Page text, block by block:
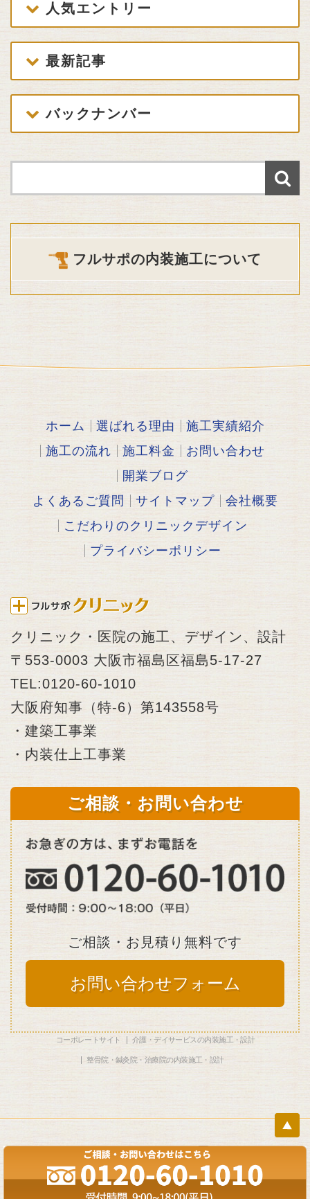
人気エントリー
最新記事
バックナンバー
フルサポの内装施工について
ホーム 選ばれる理由
施工実績紹介
施工の流れ
施工料金
お問い合わせ
開業ブログ
よくあるご質問
サイトマップ
会社概要
こだわりのクリニックデザイン
プライバシーポリシー
クリニック・医院の施工、デザイン、設計
〒553-0003 大阪市福島区福島5-17-27
TEL:0120-60-1010
大阪府知事（特-6）第143558号
・建築工事業
・内装仕上工事業
ご相談・お問い合わせ
ご相談・お見積り無料です
お問い合わせフォーム
コーポレートサイト 介護・デイサービスの内装施工・設計
整骨院・鍼灸院・治療院の内装施工・設計
クリニックの内装・設計 FULL SUPPORT
Reserved.